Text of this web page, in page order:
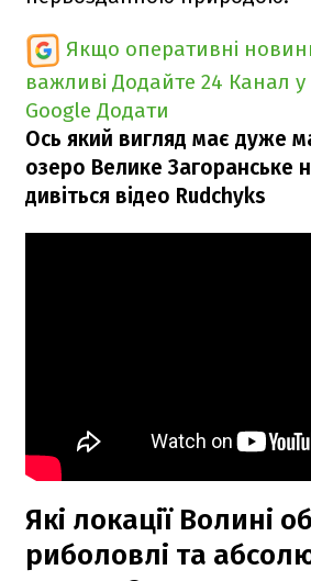
Якщо оперативні
важливі Додайте 24 Канал у
Google Додати
Ось який вигляд має дуже
озеро Велике Загоранське
дивіться відео Rudchyks
Які локації Волині
риболовлі та